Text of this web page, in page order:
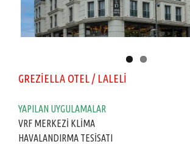
GREZİELLA OTEL / LALELİ
YAPILAN UYGULAMALAR
VRF MERKEZİ KLİMA
HAVALANDIRMA TESİSATI